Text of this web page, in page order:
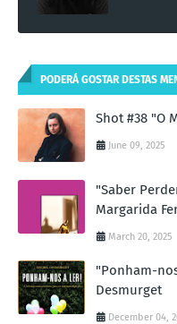
PODERÁ GOSTAR DESTAS
Shot #38 "O
June 09, 2025
"Saber
Margarida
March 20, 2025
"Ponham-
Desmurget
December 04,